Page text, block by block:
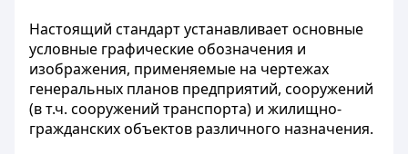
Настоящий стандарт устанавливает основные
условные графические обозначения и
изображения, применяемые на чертежах
генеральных планов предприятий, сооружений
(в т.ч. сооружений транспорта) и жилищно-
гражданских объектов различного назначения.